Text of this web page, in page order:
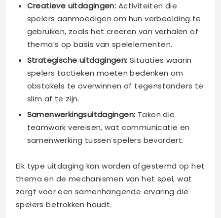
Creatieve uitdagingen: Activiteiten die
spelers aanmoedigen om hun verbeelding te
gebruiken, zoals het creëren van verhalen of
thema’s op basis van spelelementen.
Strategische uitdagingen: Situaties waarin
spelers tactieken moeten bedenken om
obstakels te overwinnen of tegenstanders te
slim af te zijn.
Samenwerkingsuitdagingen: Taken die
teamwork vereisen, wat communicatie en
samenwerking tussen spelers bevordert.
Elk type uitdaging kan worden afgestemd op het
thema en de mechanismen van het spel, wat
zorgt voor een samenhangende ervaring die
spelers betrokken houdt.